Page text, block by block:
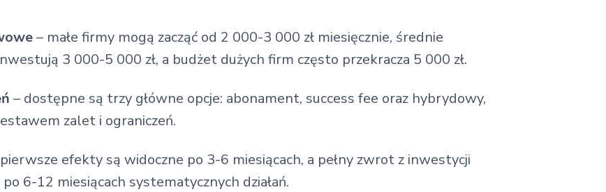
– małe firmy mogą zacząć od 2 000-3 000 zł miesięcznie, średnie
3 000-5 000 zł, a budżet dużych firm często przekracza 5 000 zł.
– dostępne są trzy główne opcje: abonament, success fee oraz hybrydowy,
zalet i ograniczeń.
efekty są widoczne po 3-6 miesiącach, a pełny zwrot z inwestycji
6-12 miesiącach systematycznych działań.